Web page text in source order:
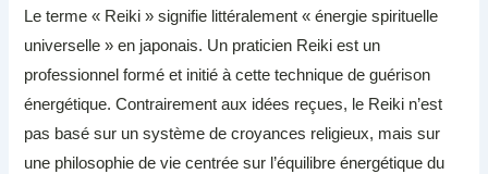
Le terme « Reiki » signifie littéralement « énergie spirituelle
universelle » en japonais. Un praticien Reiki est un
professionnel formé et initié à cette technique de guérison
énergétique. Contrairement aux idées reçues, le Reiki n’est
pas basé sur un système de croyances religieux, mais sur
une philosophie de vie centrée sur l’équilibre énergétique du